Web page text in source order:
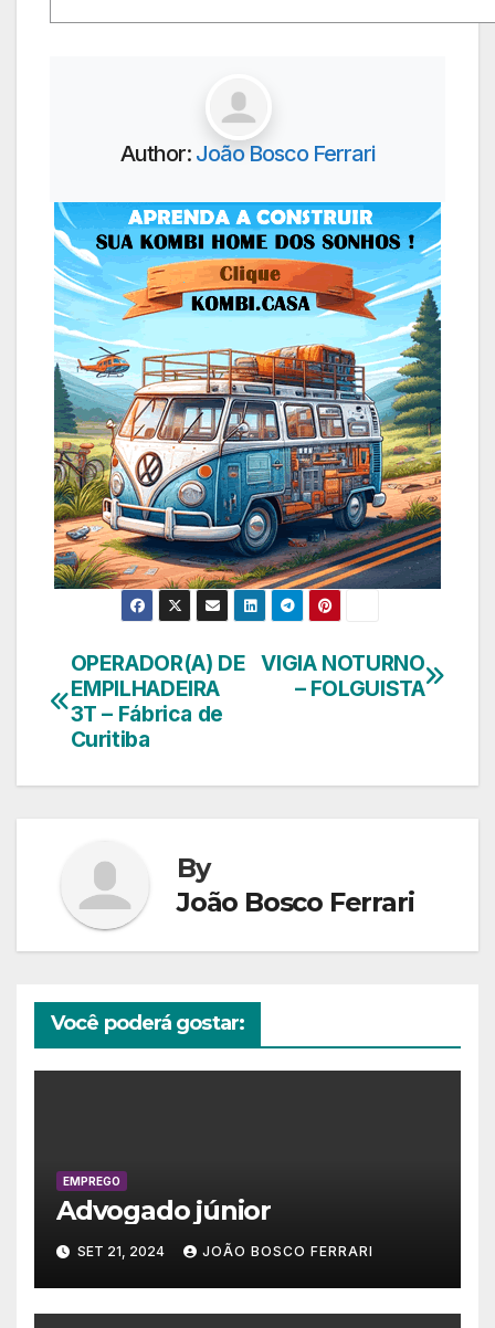
Author: João Bosco Ferrari
Navegação
de
VIGIA NOTURNO
– FOLGUISTA
OPERADOR(A) DE
EMPILHADEIRA
3T – Fábrica de
Curitiba
By
João Bosco Ferrari
Você poderá gostar:
EMPREGO
Advogado júnior
SET 21, 2024 JOÃO BOSCO FERRARI